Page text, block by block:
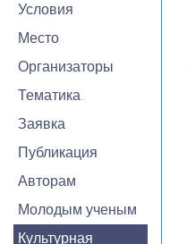
Условия
Место
Организаторы
Тематика
Заявка
Публикация
Авторам
Молодым ученым
Культурная